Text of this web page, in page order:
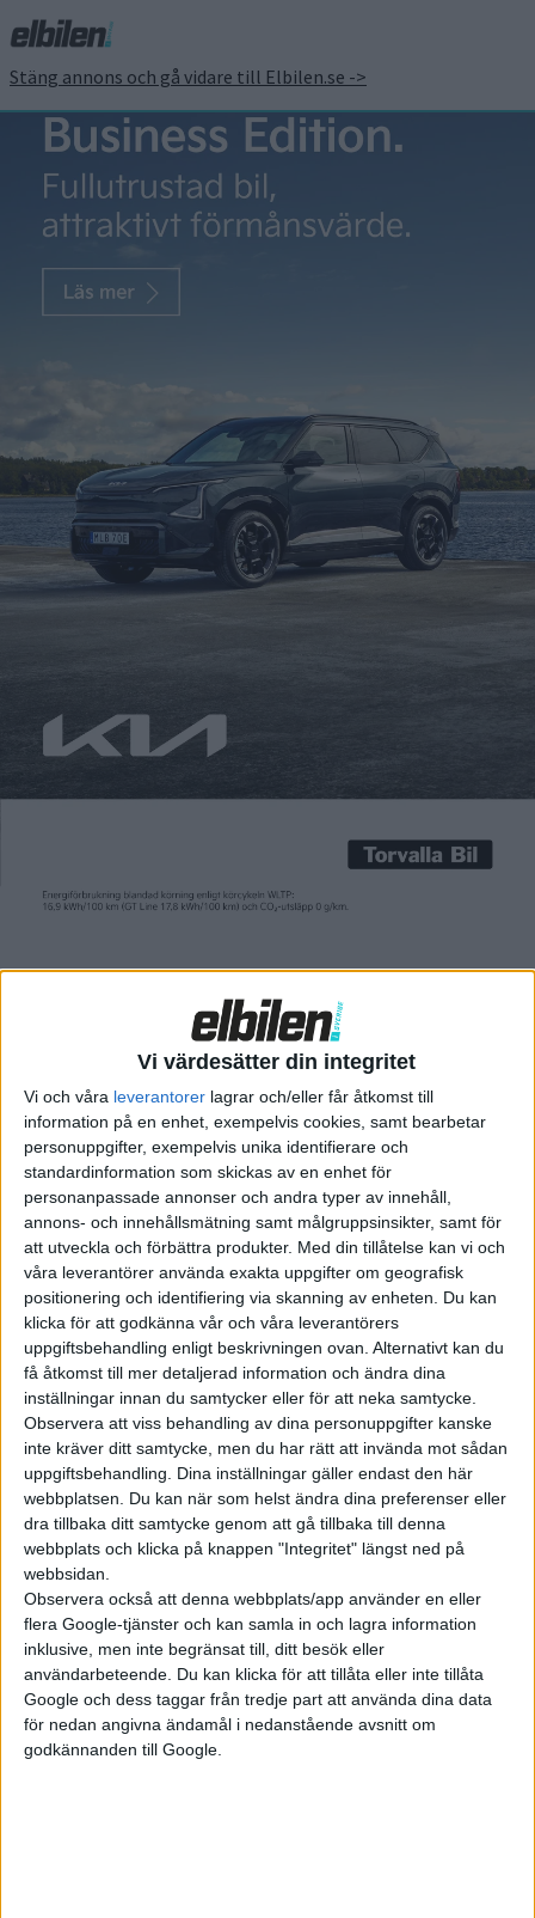
Vi värdesätter din integritet
Vi och våra leverantorer lagrar och/eller får åtkomst till
information på en enhet, exempelvis cookies, samt bearbetar
personuppgifter, exempelvis unika identifierare och
standardinformation som skickas av en enhet för
personanpassade annonser och andra typer av innehåll,
annons- och innehållsmätning samt målgruppsinsikter, samt för
att utveckla och förbättra produkter. Med din tillåtelse kan vi och
våra leverantörer använda exakta uppgifter om geografisk
positionering och identifiering via skanning av enheten. Du kan
klicka för att godkänna vår och våra leverantörers
uppgiftsbehandling enligt beskrivningen ovan. Alternativt kan du
få åtkomst till mer detaljerad information och ändra dina
inställningar innan du samtycker eller för att neka samtycke.
Observera att viss behandling av dina personuppgifter kanske
inte kräver ditt samtycke, men du har rätt att invända mot sådan
uppgiftsbehandling. Dina inställningar gäller endast den här
webbplatsen. Du kan när som helst ändra dina preferenser eller
dra tillbaka ditt samtycke genom att gå tillbaka till denna
webbplats och klicka på knappen "Integritet" längst ned på
webbsidan.
Observera också att denna webbplats/app använder en eller
flera Google-tjänster och kan samla in och lagra information
inklusive, men inte begränsat till, ditt besök eller
användarbeteende. Du kan klicka för att tillåta eller inte tillåta
Google och dess taggar från tredje part att använda dina data
för nedan angivna ändamål i nedanstående avsnitt om
godkännanden till Google.
Stäng annons och gå vidare till Elbilen.se ->
MG:s elsuv börjar säljas
24:e april – här är
svenska priser
Carl Undéhn
bland annat den norska marknaden där modellen ZS EV blev
åttonde mesta sålda bilen förra året. MG kommer säljas av
Tidigare i år stod det klart att kinesiska MG ska börja sälja sina
elbilar och laddhybrider i Sverige. MG har redan funnits på
MG kommer säljas av Hedin Bil i Sverige som nu meddelar
priser och säljstart för de aktuella modellerna. Först ut är
elsuven ZS EV och laddhybriden MG EHS Plug-in Hybrid som
båda kommer börja säljas den 24:e april.
MG ZS EV kommer med ett batteri på 44,5 kWh som ska ge en
räckvidd på 26,3 mil, enligt WLTP. Laddhybriden MG EHS Plug-in
Hybrid kan köra 5,2 mil på endast el.
Priset för elbilen ZS EV börjar på 339 900 kronor för
utrustningsnivån Comfort. Då ingår bland annat
lättmetallfäljar på 16 tum, en pekskärm på 8 tum, möjlighet
att koppla ihop telefonen med Apple Carplay eller Android
Auto samt säkerhetssystemet MG Pilot som bland annat läser
av hastighetsskyltar, autobroms och adaptiv farthållare.
Med utrustningspaketet Luxury kostar ZS EV 359 900 kronor
och då ingår även backkamera, stolsvärme fram, panoramatak
och döda vinkeln-varnare.
Laddhybriden EHS Plug-in Hybrid blir något dyrare än den rena
elbilen. Den börjar på 372 500 kronor med utrustningspaketet
Comfort och 401 500 kronor för Luxury.
Den som inte vill köpa erbjuds även privatleasa MG ZS EV från 1
990 kronor i månaden för versionen Comfort över 36 månader.
För laddhybriden kostar privatleasing från 4 390 kronor i
månaden.